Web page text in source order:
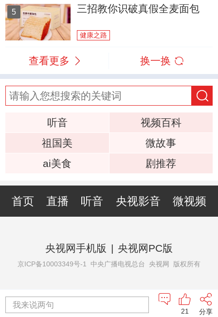
5 三招教你识破真假全麦面包
健康之路
查看更多 换一换
听音
视频百科
祖国美
微故事
ai美食
剧推荐
首页 直播 听音 央视影音 微视频
央视网手机版 | 央视网PC版
京ICP备10003349号-1 中央广播电视总台 央视网 版权所有
我来说两句
分享
21